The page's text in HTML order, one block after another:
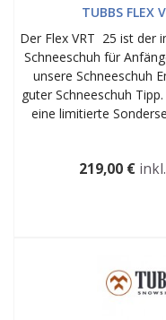
TUBBS FLEX
Der Flex VRT 25 ist der
Schneeschuh für
unsere Schneeschuh
guter Schneeschuh
eine limitierte
219,00 €